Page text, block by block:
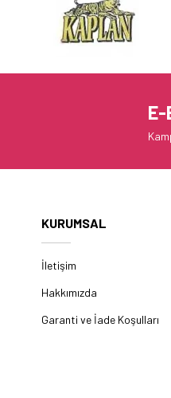
E-
KURUMSAL
İletişim
Hakkımızda
Garanti ve İade Koşulları